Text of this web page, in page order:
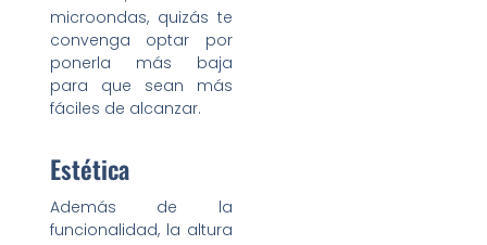
microondas, quizás te
convenga optar por
ponerla más baja
para que sean más
fáciles de alcanzar.
Estética
Además de la
funcionalidad, la altura